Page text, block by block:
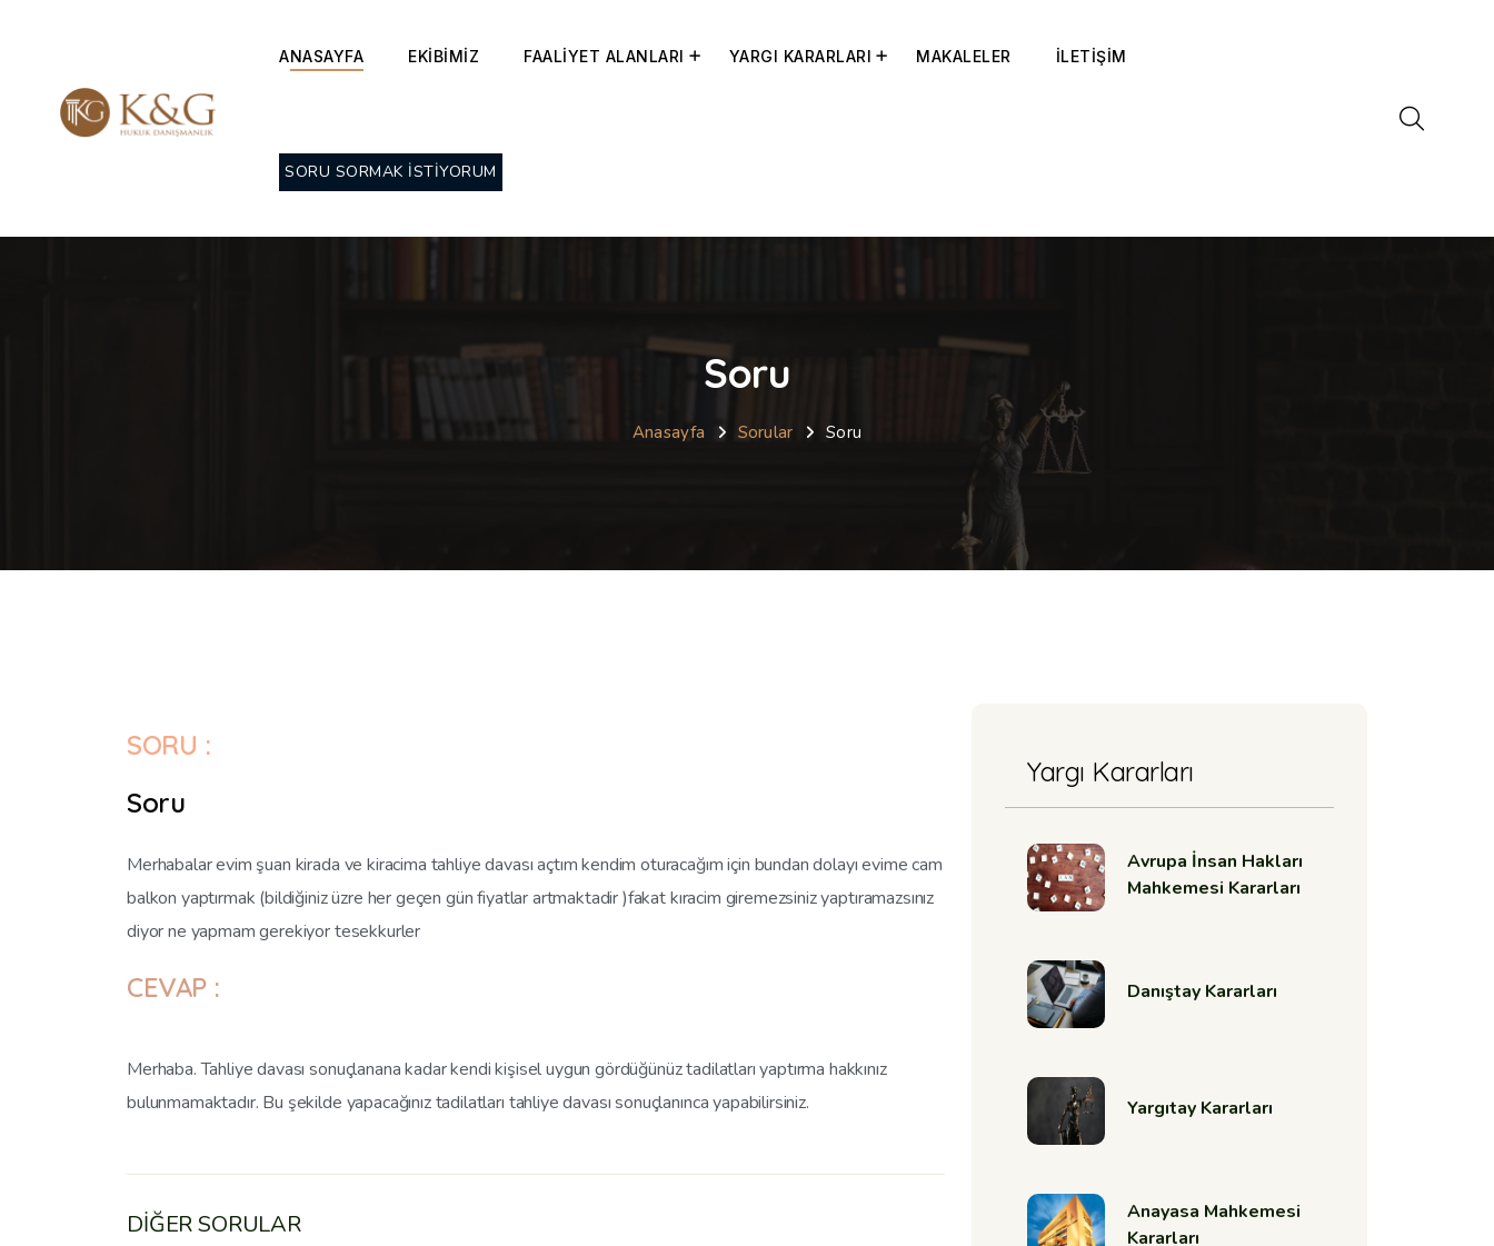
ANASAYFA EKİBİMİZ FAALİYET ALANLARI YARGI KARARLARI MAKALELER İLETİŞİM
SORU SORMAK İSTİYORUM
Soru
Anasayfa Sorular Soru
SORU :
Soru
Merhabalar evim şuan kirada ve kiracima tahliye davası açtım kendim oturacağım için bundan dolayı evime cam
balkon yaptırmak (bildiğiniz üzre her geçen gün fiyatlar artmaktadir )fakat kıracim giremezsiniz yaptıramazsınız
diyor ne yapmam gerekiyor tesekkurler
CEVAP :
Merhaba. Tahliye davası sonuçlanana kadar kendi kişisel uygun gördüğünüz tadilatları yaptırma hakkınız
bulunmamaktadır. Bu şekilde yapacağınız tadilatları tahliye davası sonuçlanınca yapabilirsiniz.
DİĞER SORULAR
Yargı Kararları
Avrupa İnsan Hakları
Mahkemesi Kararları
Danıştay Kararları
Yargıtay Kararları
Anayasa Mahkemesi
Kararları